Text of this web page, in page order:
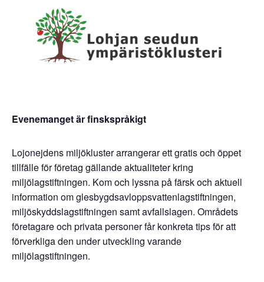
Evenemanget är finskspråkigt
Lojonejdens miljökluster arrangerar ett gratis och öppet
tillfälle för företag gällande aktualiteter kring
miljölagstiftningen. Kom och lyssna på färsk och aktuell
information om glesbygdsavloppsvattenlagstiftningen,
miljöskyddslagstiftningen samt avfallslagen. Områdets
företagare och privata personer får konkreta tips för att
förverkliga den under utveckling varande
miljölagstiftningen.